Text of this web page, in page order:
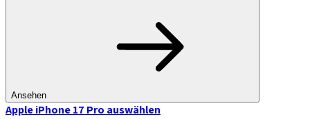
Ansehen
Apple iPhone 17 Pro auswählen